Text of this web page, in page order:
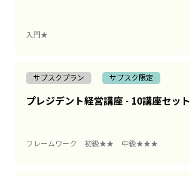
入門★
サブスクプラン サブスク限定
プレジデント経営講座 - 10講座セット
フレームワーク 初級★★ 中級★★★